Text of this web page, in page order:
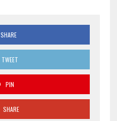
SHARE
TWEET
PIN
SHARE